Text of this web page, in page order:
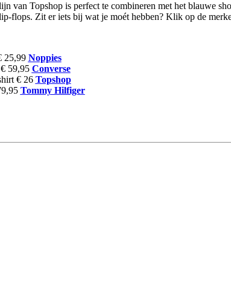
van Topshop is perfect te combineren met het blauwe
Zit er iets bij wat je moét hebben? Klik op de
25,99 Noppies
59,95 Converse
€ 26 Topshop
Tommy Hilfiger